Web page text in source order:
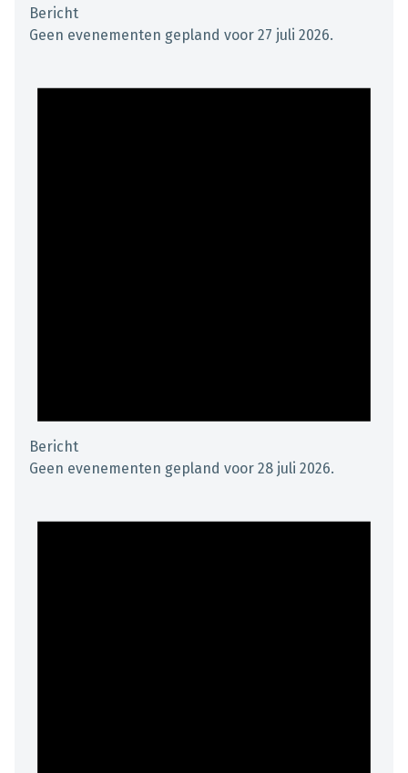
Bericht
Geen evenementen gepland voor 27 juli 2026.
Bericht
Geen evenementen gepland voor 28 juli 2026.